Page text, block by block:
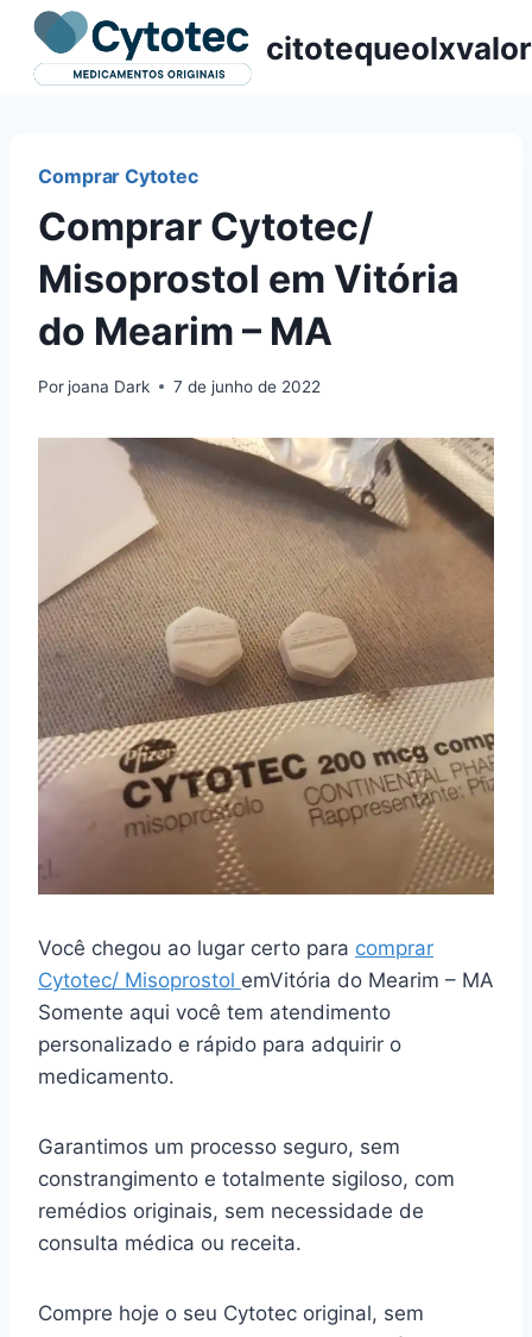
Pular
para
citotequeolxvalor
Comprar Cytotec
Comprar Cytotec/
Misoprostol em Vitória
do Mearim – MA
Por joana Dark 7 de junho de 2022
Você chegou ao lugar certo para comprar
Cytotec/ Misoprostol emVitória do Mearim – MA
Somente aqui você tem atendimento
personalizado e rápido para adquirir o
medicamento.
Garantimos um processo seguro, sem
constrangimento e totalmente sigiloso, com
remédios originais, sem necessidade de
consulta médica ou receita.
Compre hoje o seu Cytotec original, sem